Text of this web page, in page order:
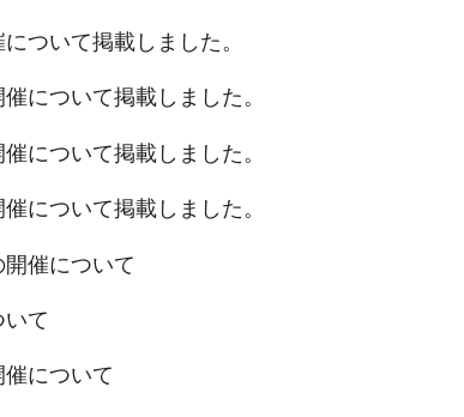
ついて掲載しました。
について掲載しました。
について掲載しました。
について掲載しました。
催について
て
について